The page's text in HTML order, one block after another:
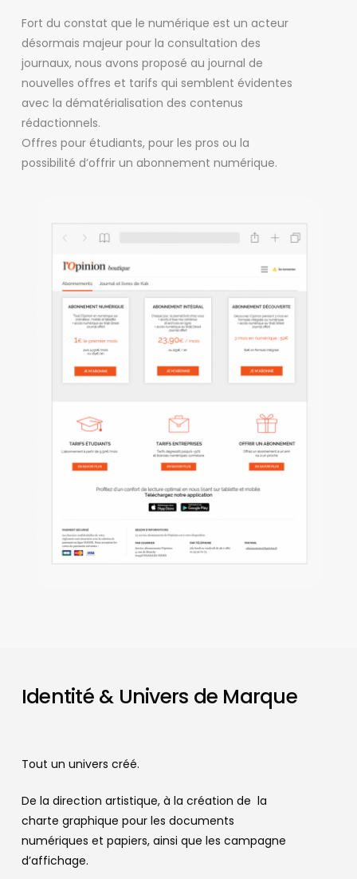
Fort du constat que le numérique est un acteur
désormais majeur pour la consultation des
journaux, nous avons proposé au journal de
nouvelles offres et tarifs qui semblent évidentes
avec la dématérialisation des contenus
rédactionnels.
Offres pour étudiants, pour les pros ou la
possibilité d’offrir un abonnement numérique.
Identité & Univers de Marque
Tout un univers créé.
De la direction artistique, à la création de la
charte graphique pour les documents
numériques et papiers, ainsi que les campagne
d’affichage.